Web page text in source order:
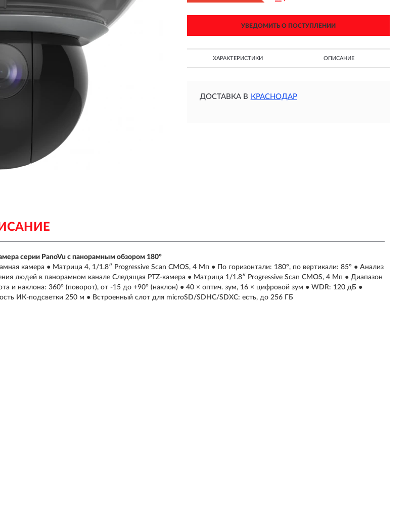
УВЕДОМИТЬ О ПОСТУПЛЕНИИ
ХАРАКТЕРИСТИКИ ОПИСАНИЕ
ДОСТАВКА В КРАСНОДАР
серии PanoVu с панорамным обзором 180°
камера ● Матрица 4, 1/1.8″ Progressive Scan CMOS, 4 Мп ● По горизонтали: 180°, по вертикали: 85° ● Анализ
людей в панорамном канале Следящая PTZ-камера ● Матрица 1/1.8″ Progressive Scan CMOS, 4 Мп ● Диапазон
и наклона: 360° (поворот), от -15 до +90° (наклон) ● 40 × оптич. зум, 16 × цифровой зум ● WDR: 120 дБ ●
ИК-подсветки 250 м ● Встроенный слот для microSD/SDHC/SDXC: есть, до 256 ГБ